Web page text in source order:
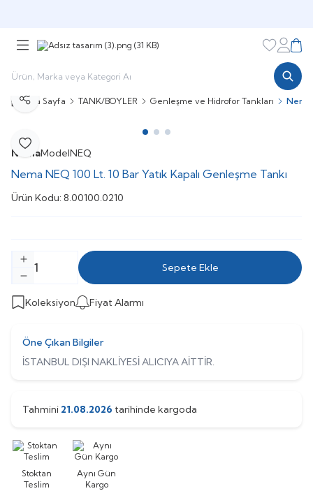
Favorilerim
Ana Sayfa TANK/BOYLER Genleşme ve Hidrofor Tankları Nema
Favoriye Ekle
Paylaş
NemaModelNEQ
Nema NEQ 100 Lt. 10 Bar Yatık Kapalı Genleşme Tankı
Ürün Kodu: 8.00100.0210
Sepete Ekle
Koleksiyon Fiyat Alarmı
Öne Çıkan Bilgiler
İSTANBUL DIŞI NAKLİYESİ ALICIYA AİTTİR.
Tahmini 21.08.2026 tarihinde kargoda
Stoktan
Teslim
Aynı Gün
Kargo